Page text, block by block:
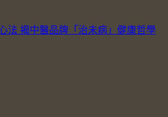
法 揭中醫品牌「治未病」健康哲學